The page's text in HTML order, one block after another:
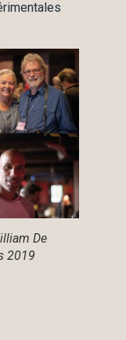
De
2019